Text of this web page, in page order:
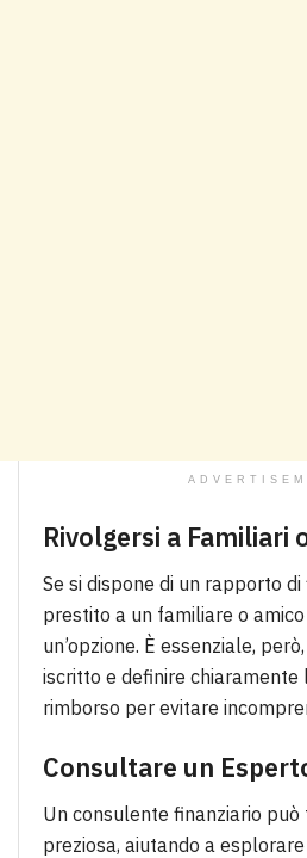
Rivolgersi a Familiari
Se si dispone di un rapporto di
prestito a un familiare o
un’opzione. È essenziale,
iscritto e definire chiaramente
rimborso per evitare
Consultare un
Un consulente finanziario può
preziosa, aiutando a